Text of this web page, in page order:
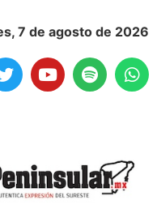
7 de agosto de 2026